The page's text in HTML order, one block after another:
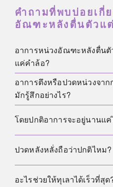
คำถามที่พบบ่อยเกี่
อัณฑะหลังตื่นตัวแ
อาการหน่วงอัณฑะหลังตื่นตั
แค่คำล้อ?
เป็นคำพูดที่ใช้กันทั่วไป แต่ค
หรือตึงที่ถุงอัณฑะหลังตื่นตัว
อาการตึงหรือปวดหน่วงจา
มักรู้สึกอย่างไร?
มักเป็นความปวดหน่วงหรือ
ทุเลาเมื่อความตื่นตัวลดลง
โดยปกติอาการจะอยู่นานแ
ส่วนใหญ่อยู่ตั้งแต่ไม่กี่นาทีถึ
เพื่อคัดกรองสาเหตุอื่น
ปวดหลังหลั่งถือว่าปกติไหม?
ความไม่สบายเล็กน้อยช่วง
อะไรช่วยให้ทุเลาได้เร็วที่สุด